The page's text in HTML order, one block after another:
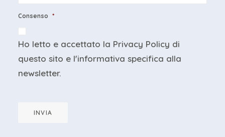
Consenso *
Ho letto e accettato la Privacy Policy di
questo sito e l'informativa specifica alla
newsletter.
INVIA